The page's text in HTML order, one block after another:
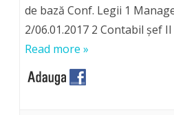
de bază Conf. Legii 1
2/06.01.2017 2 Contabil şef
Read more »